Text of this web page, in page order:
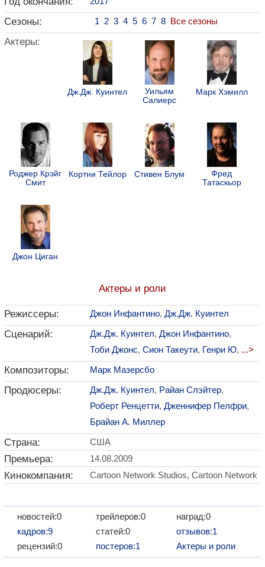
Сезоны: 1 2 3 4 5 6 7 8 Все сезоны
Актеры:
Дж.Дж. Куинтел
Уильям
Салиерс
Марк Хэмилл
Роджер Крэйг
Смит
Кортни Тейлор Стивен Блум
Фред
Татаскьор
Джон Циган
Актеры и роли
Режиссеры: Джон Инфантино, Дж.Дж. Куинтел
Сценарий: Дж.Дж. Куинтел, Джон Инфантино,
Тоби Джонс, Сион Такеути, Генри Ю, ...>
Композиторы: Марк Мазерсбо
Продюсеры: Дж.Дж. Куинтел, Райан Слэйтер,
Роберт Ренцетти, Дженнифер Пелфри,
Брайан А. Миллер
Страна: США
Премьера: 14.08.2009
Кинокомпания: Cartoon Network Studios, Cartoon Network
новостей:0
кадров:9
рецензий:0
трейлеров:0
статей:0
постеров:1
наград:0
отзывов:1
Актеры и роли